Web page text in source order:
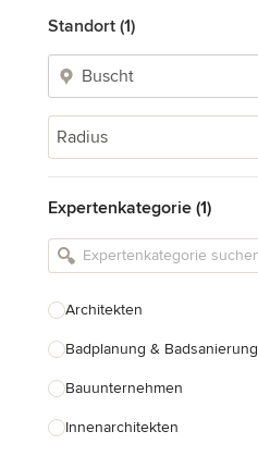
Standort (1)
Radius
Expertenkategorie (1)
Architekten
Badplanung & Badsanierung
Bauunternehmen
Innenarchitekten